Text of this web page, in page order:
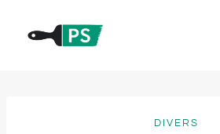
DIVERS